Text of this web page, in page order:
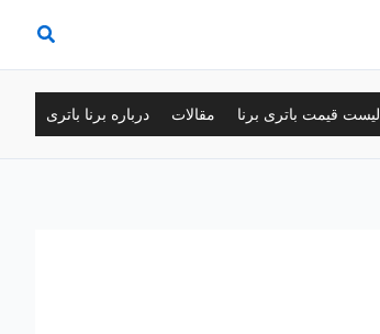
لیست قیمت باتری برنا مقالات درباره برنا باتری